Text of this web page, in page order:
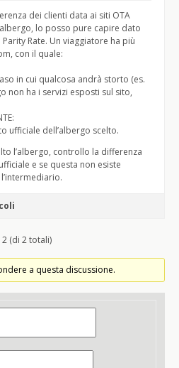
dei clienti data ai siti OTA
lo posso pure capire dato
Rate. Un viaggiatore ha più
con il quale:
in cui qualcosa andrà storto (es.
non ha i servizi esposti sul sito,
ufficiale dell’albergo scelto.
l’albergo, controllo la differenza
e se questa non esiste
(di 2 totali)
a questa discussione.